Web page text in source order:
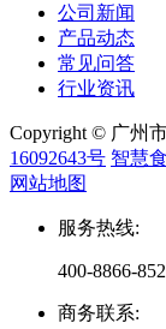
公司新闻
产品动态
常见问答
行业资讯
Copyright © 广州
16092643号 智慧
网站地图
服务热线:
400-8866-852
商务联系: